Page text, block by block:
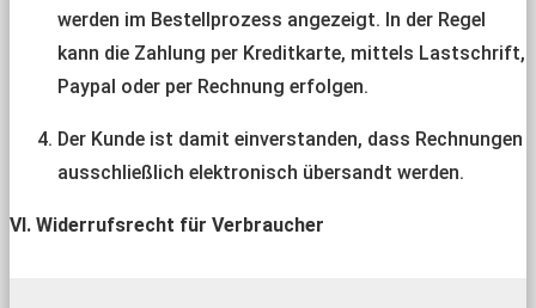
werden im Bestellprozess angezeigt. In der Regel
kann die Zahlung per Kreditkarte, mittels Lastschrift,
Paypal oder per Rechnung erfolgen.
Der Kunde ist damit einverstanden, dass Rechnungen
ausschließlich elektronisch übersandt werden.
VI. Widerrufsrecht für Verbraucher